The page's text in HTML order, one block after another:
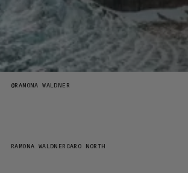
@RAMONA WALDNER
RAMONA WALDNER CARO NORTH